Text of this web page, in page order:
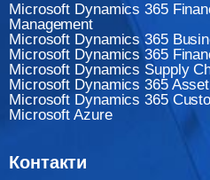
Microsoft Dynamics 365
Management
Microsoft Dynamics 365
Microsoft Dynamics 365
Мicrosoft Dynamics Supply
Microsoft Dynamics 365
Microsoft Dynamics 365
Microsoft Azure
Контакти